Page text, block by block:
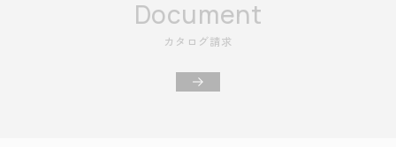
Document
カタログ請求